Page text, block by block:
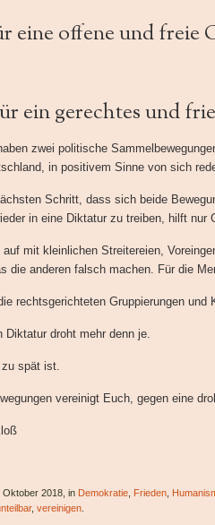
eine offene und freie
ein gerechtes und
zwei politische
in positivem Sinne von sich
Schritt, dass sich beide
in eine Diktatur zu treiben, hilft
mit kleinlichen Streitereien,
die anderen falsch machen. Für die
rechtsgerichteten Gruppierungen
Diktatur droht mehr denn je.
spät ist.
vereinigt Euch, gegen eine
Oktober 2018, in Demokratie, Frieden,
, vereinigen.